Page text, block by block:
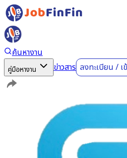
ค้นหางาน
คู่มือหางาน ข่าวสาร ลงทะเบียน / เ